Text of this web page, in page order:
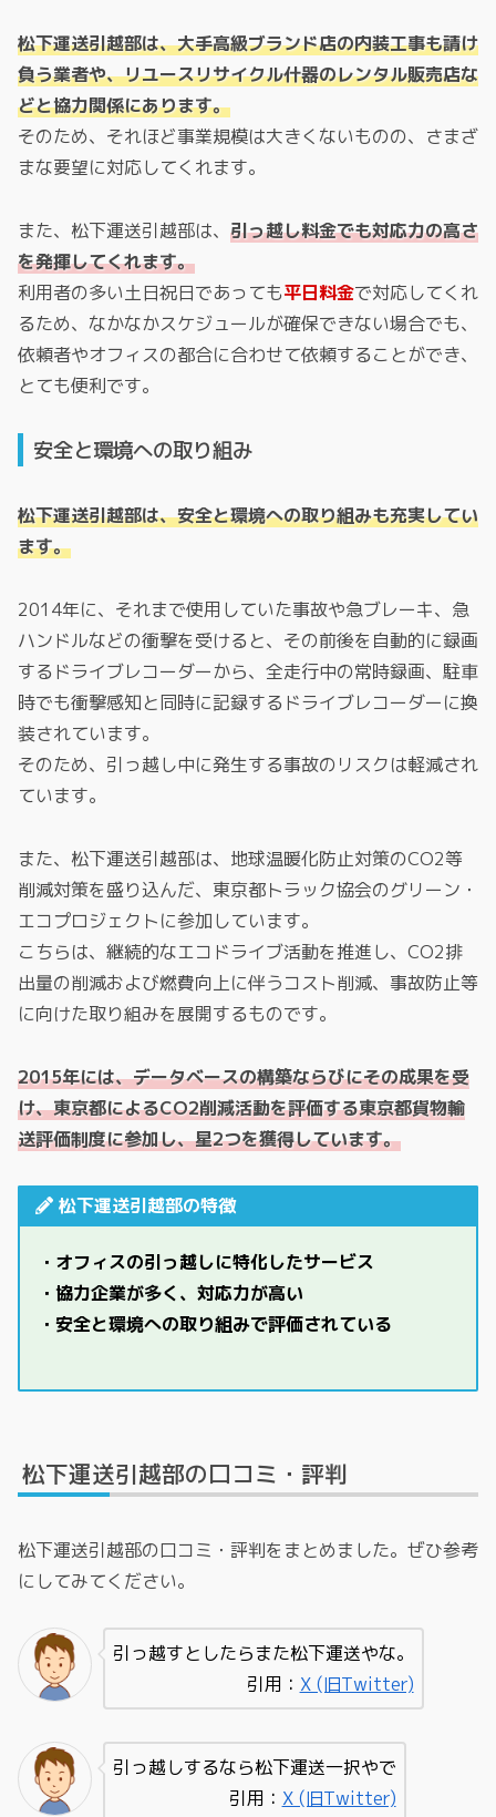
松下運送引越部は、大手高級ブランド店の内装工事も請け
負う業者や、リユースリサイクル什器のレンタル販売店な
どと協力関係にあります。
そのため、それほど事業規模は大きくないものの、さまざ
まな要望に対応してくれます。
また、松下運送引越部は、 引っ越し料金でも対応力の高さ
を発揮してくれます。
利用者の多い土日祝日であっても平日料金で対応してくれ
るため、なかなかスケジュールが確保できない場合でも、
依頼者やオフィスの都合に合わせて依頼することができ、
とても便利です。
安全と環境への取り組み
松下運送引越部は、安全と環境への取り組みも充実してい
ます。
2014年に、それまで使用していた事故や急ブレーキ、急
ハンドルなどの衝撃を受けると、その前後を自動的に録画
するドライブレコーダーから、全走行中の常時録画、駐車
時でも衝撃感知と同時に記録するドライブレコーダーに換
装されています。
そのため、引っ越し中に発生する事故のリスクは軽減され
ています。
また、松下運送引越部は、地球温暖化防止対策のCO2等
削減対策を盛り込んだ、東京都トラック協会のグリーン・
エコプロジェクトに参加しています。
こちらは、継続的なエコドライブ活動を推進し、CO2排
出量の削減および燃費向上に伴うコスト削減、事故防止等
に向けた取り組みを展開するものです。
2015年には、データベースの構築ならびにその成果を受
け、東京都によるCO2削減活動を評価する東京都貨物輸
送評価制度に参加し、星2つを獲得しています。
松下運送引越部の特徴
・オフィスの引っ越しに特化したサービス
・協力企業が多く、対応力が高い
・安全と環境への取り組みで評価されている
松下運送引越部の口コミ・評判
松下運送引越部の口コミ・評判をまとめました。ぜひ参考
にしてみてください。
引っ越すとしたらまた松下運送やな。
引用： X (旧Twitter)
引っ越しするなら松下運送一択やで
引用： X (旧Twitter)